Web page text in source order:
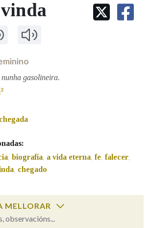
IDENTIDADE CORPORATIVA
MARCIAL DEL ADALID
CASA-MUSEO EMILIA PARDO
BAZÁN
FIGURAS HOMENAXEADAS
HISTORIA
PORTAL DAS PALABRAS
Bluesky
gasolineira.
2
chegada
biografía a vida eterna fe falecer
chegado
MELLORAR
observacións...